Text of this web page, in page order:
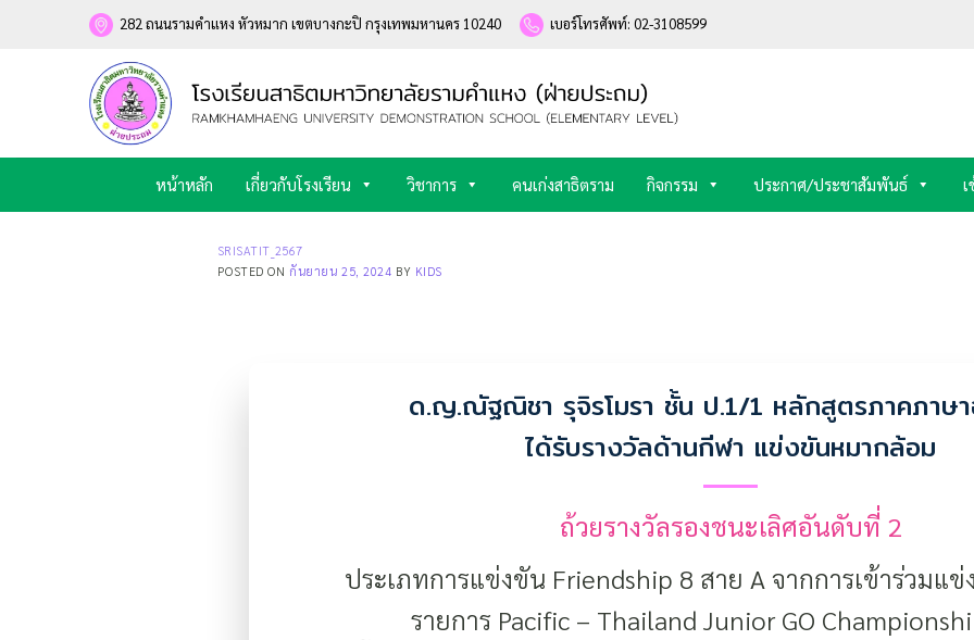
282 ถนนรามคำแหง หัวหมาก เขตบางกะปิ กรุงเทพมหานคร 10240 เบอร์โทรศัพท์: 02-3108599
หน้าหลัก เกี่ยวกับโรงเรียน วิชาการ คนเก่งสาธิตราม กิจกรรม ประกาศ/ประชาสัมพันธ์
SRISATIT_2567
POSTED ON กันยายน 25, 2024 BY KIDS
ด.ญ.ณัฐณิชา รุจิรโมรา ชั้น ป.1/1 หลักสูตรภาคภาษ
ได้รับรางวัลด้านกีฬา แข่งขันหมากล้อม
ถ้วยรางวัลรองชนะเลิศอันดับที่ 2
ประเภทการแข่งขัน Friendship 8 สาย A จากการเข้าร่วมแ
รายการ Pacific – Thailand Junior GO